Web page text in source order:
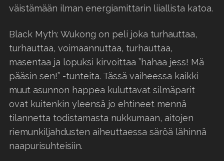
väistämään ilman energiamittarin liiallista katoa.
Black Myth: Wukong on peli joka turhauttaa,
turhauttaa, voimaannuttaa, turhauttaa,
masentaa ja lopuksi kirvoittaa ”hahaa jess! Mä
pääsin sen!” -tunteita. Tässä vaiheessa kaikki
muut asunnon happea kuluttavat silmäparit
ovat kuitenkin yleensä jo ehtineet mennä
tilannetta todistamasta nukkumaan, aitojen
riemunkiljahdusten aiheuttaessa säröä lähinnä
naapurisuhteisiin.